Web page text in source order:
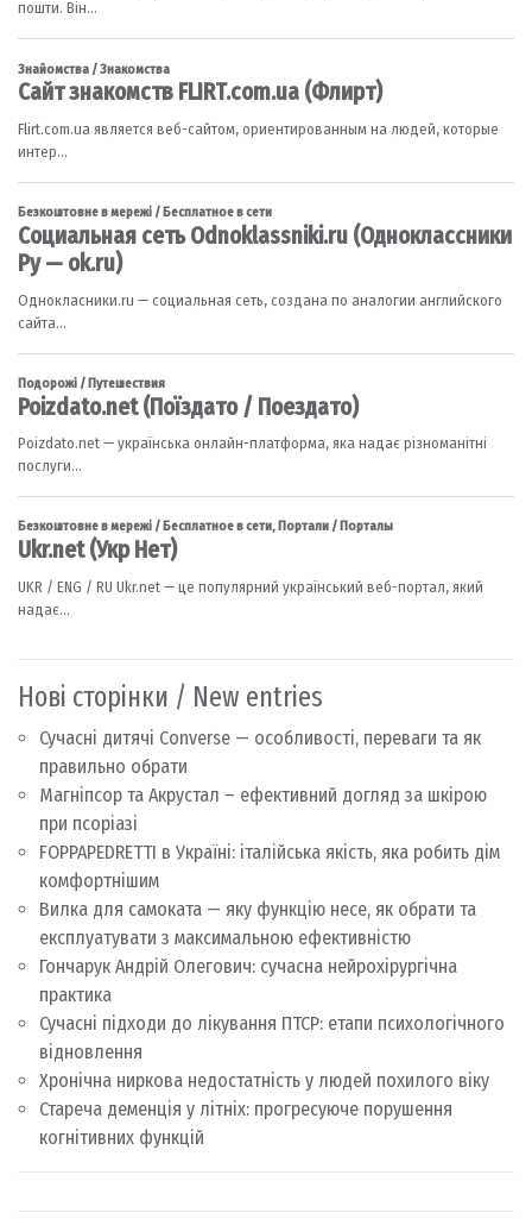
Нові сторінки / New entries
Сучасні дитячі Converse — особливості, переваги та як
правильно обрати
Магніпсор та Акрустал – ефективний догляд за шкірою
при псоріазі
FOPPAPEDRETTI в Україні: італійська якість, яка робить дім
комфортнішим
Вилка для самоката — яку функцію несе, як обрати та
експлуатувати з максимальною ефективністю
Гончарук Андрій Олегович: сучасна нейрохірургічна
практика
Сучасні підходи до лікування ПТСР: етапи психологічного
відновлення
Хронічна ниркова недостатність у людей похилого віку
Стареча деменція у літніх: прогресуюче порушення
когнітивних функцій